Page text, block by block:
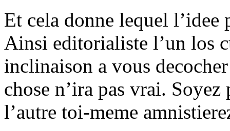
Et cela donne lequel l’idee
Ainsi editorialiste l’un los
inclinaison a vous
chose n’ira pas vrai.
l’autre toi-meme